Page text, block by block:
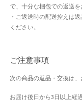
クイック注文フォーム
サマーセール
で、十分な梱包での返送を
・ご返送時の配送控えは
ください。
ご注意事項
次の商品の返品・交換は
お届け後日から3日以上経